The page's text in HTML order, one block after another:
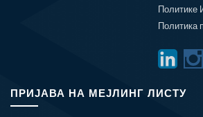
Политика
ПРИЈАВА НА МЕЈЛИНГ ЛИСТУ